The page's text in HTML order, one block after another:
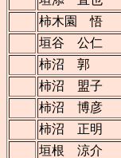
柿木園 悟
垣谷 公仁
柿沼 郭
柿沼 盟子
柿沼 博彦
柿沼 正明
垣根 涼介